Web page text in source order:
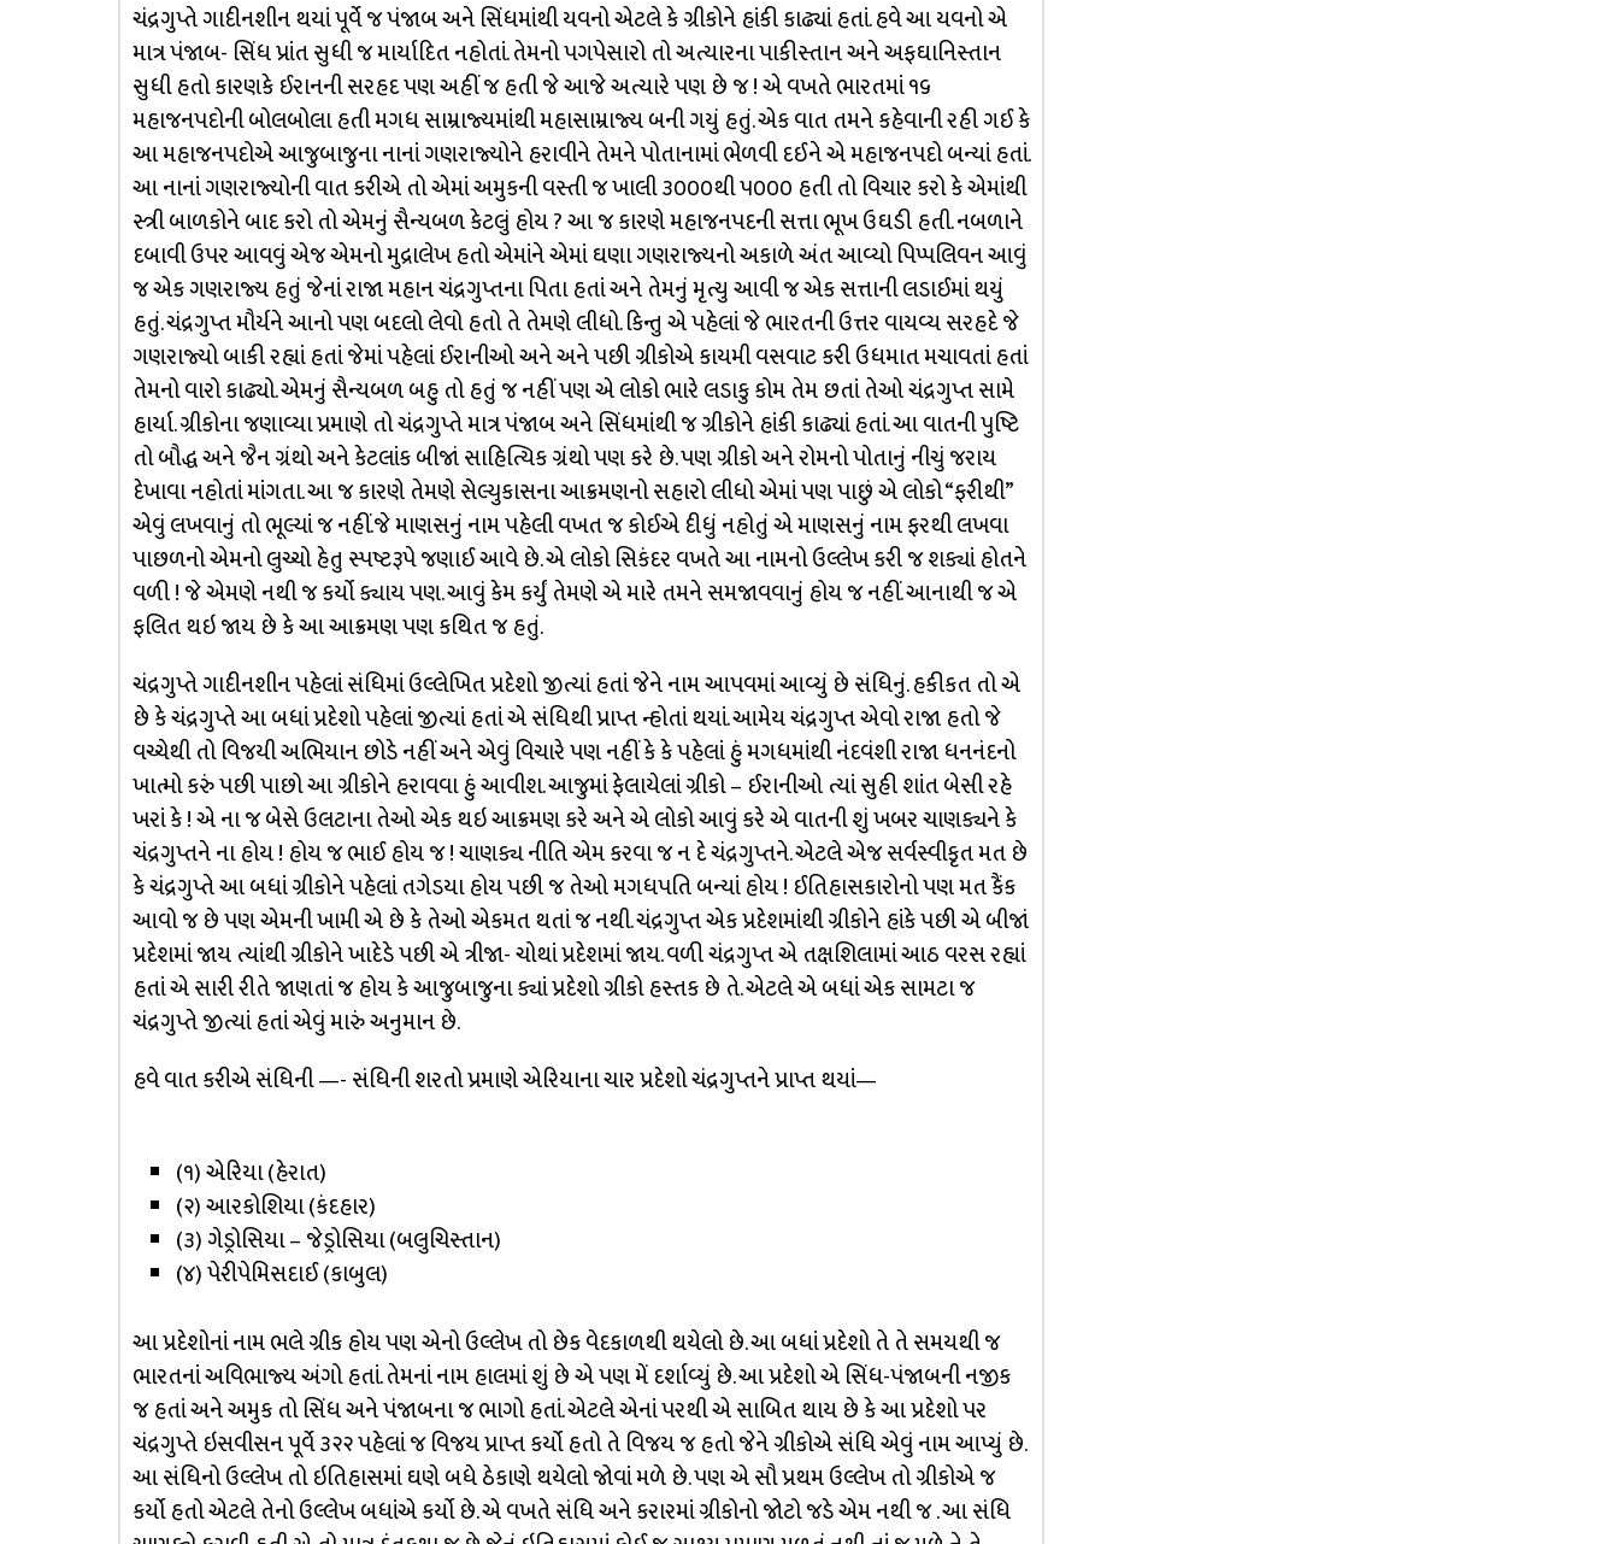
ચંદ્રગુપ્તે ગાદીનશીન થયાં પૂર્વે જ પંજાબ અને સિંધમાંથી યવનો એટલે કે ગ્રીકોને હાંકી કાઢ્યાં હતાં. હવે આ યવનો એ
માત્ર પંજાબ- સિંધ પ્રાંત સુધી જ માર્યાદિત નહોતાં. તેમનો પગપેસારો તો અત્યારના પાકીસ્તાન અને અફઘાનિસ્તાન
સુધી હતો કારણકે ઈરાનની સરહદ પણ અહીં જ હતી જે આજે અત્યારે પણ છે જ ! એ વખતે ભારતમાં ૧૬
મહાજનપદોની બોલબોલા હતી મગધ સામ્રાજ્યમાંથી મહાસામ્રાજ્ય બની ગયું હતું. એક વાત તમને કહેવાની રહી ગઈ કે
આ મહાજનપદોએ આજુબાજુના નાનાં ગણરાજ્યોને હરાવીને તેમને પોતાનામાં ભેળવી દઈને એ મહાજનપદો બન્યાં હતાં.
આ નાનાં ગણરાજ્યોની વાત કરીએ તો એમાં અમુકની વસ્તી જ ખાલી ૩૦૦૦થી ૫૦૦૦ હતી તો વિચાર કરો કે એમાંથી
સ્ત્રી બાળકોને બાદ કરો તો એમનું સૈન્યબળ કેટલું હોય ? આ જ કારણે મહાજનપદની સત્તા ભૂખ ઉઘડી હતી. નબળાને
દબાવી ઉપર આવવું એજ એમનો મુદ્રાલેખ હતો એમાંને એમાં ઘણા ગણરાજ્યનો અકાળે અંત આવ્યો પિપ્પલિવન આવું
જ એક ગણરાજ્ય હતું જેનાં રાજા મહાન ચંદ્રગુપ્તના પિતા હતાં અને તેમનું મૃત્યુ આવી જ એક સત્તાની લડાઈમાં થયું
હતું. ચંદ્રગુપ્ત મૌર્યને આનો પણ બદલો લેવો હતો તે તેમણે લીધો. કિન્તુ એ પહેલાં જે ભારતની ઉત્તર વાયવ્ય સરહદે જે
ગણરાજ્યો બાકી રહ્યાં હતાં જેમાં પહેલાં ઈરાનીઓ અને અને પછી ગ્રીકોએ કાયમી વસવાટ કરી ઉધમાત મચાવતાં હતાં
તેમનો વારો કાઢ્યો. એમનું સૈન્યબળ બહુ તો હતું જ નહીં પણ એ લોકો ભારે લડાકુ કોમ તેમ છતાં તેઓ ચંદ્રગુપ્ત સામે
હાર્યા. ગ્રીકોના જણાવ્યા પ્રમાણે તો ચંદ્રગુપ્તે માત્ર પંજાબ અને સિંધમાંથી જ ગ્રીકોને હાંકી કાઢ્યાં હતાં. આ વાતની પુષ્ટિ
તો બૌદ્ધ અને જૈન ગ્રંથો અને કેટલાંક બીજાં સાહિત્યિક ગ્રંથો પણ કરે છે. પણ ગ્રીકો અને રોમનો પોતાનું નીચું જરાય
દેખાવા નહોતાં માંગતા. આ જ કારણે તેમણે સેલ્યુકાસના આક્રમણનો સહારો લીધો એમાં પણ પાછું એ લોકો “ફરીથી”
એવું લખવાનું તો ભૂલ્યાં જ નહીં.જે માણસનું નામ પહેલી વખત જ કોઈએ દીધું નહોતું એ માણસનું નામ ફરથી લખવા
પાછળનો એમનો લુચ્ચો હેતુ સ્પષ્ટરૂપે જણાઈ આવે છે. એ લોકો સિકંદર વખતે આ નામનો ઉલ્લેખ કરી જ શક્યાં હોતને
વળી ! જે એમણે નથી જ કર્યો ક્યાય પણ. આવું કેમ કર્યું તેમણે એ મારે તમને સમજાવવાનું હોય જ નહીં. આનાથી જ એ
ફલિત થઇ જાય છે કે આ આક્રમણ પણ કથિત જ હતું.
ચંદ્રગુપ્તે ગાદીનશીન પહેલાં સંધિમાં ઉલ્લેખિત પ્રદેશો જીત્યાં હતાં જેને નામ આપવમાં આવ્યું છે સંધિનું. હકીકત તો એ
છે કે ચંદ્રગુપ્તે આ બધાં પ્રદેશો પહેલાં જીત્યાં હતાં એ સંધિથી પ્રાપ્ત ન્હોતાં થયાં. આમેય ચંદ્રગુપ્ત એવો રાજા હતો જે
વચ્ચેથી તો વિજયી અભિયાન છોડે નહીં અને એવું વિચારે પણ નહીં કે કે પહેલાં હું મગધમાંથી નંદવંશી રાજા ધનનંદનો
ખાત્મો કરું પછી પાછો આ ગ્રીકોને હરાવવા હું આવીશ. આજુમાં ફેલાયેલાં ગ્રીકો – ઈરાનીઓ ત્યાં સુહી શાંત બેસી રહે
ખરાં કે ! એ ના જ બેસે ઉલટાના તેઓ એક થઇ આક્રમણ કરે અને એ લોકો આવું કરે એ વાતની શું ખબર ચાણક્યને કે
ચંદ્રગુપ્તને ના હોય ! હોય જ ભાઈ હોય જ ! ચાણક્ય નીતિ એમ કરવા જ ન દે ચંદ્રગુપ્તને. એટલે એજ સર્વસ્વીકૃત મત છે
કે ચંદ્રગુપ્તે આ બધાં ગ્રીકોને પહેલાં તગેડયા હોય પછી જ તેઓ મગધપતિ બન્યાં હોય ! ઈતિહાસકારોનો પણ મત કૈંક
આવો જ છે પણ એમની ખામી એ છે કે તેઓ એકમત થતાં જ નથી. ચંદ્રગુપ્ત એક પ્રદેશમાંથી ગ્રીકોને હાંકે પછી એ બીજાં
પ્રદેશમાં જાય ત્યાંથી ગ્રીકોને ખાદેડે પછી એ ત્રીજા- ચોથાં પ્રદેશમાં જાય. વળી ચંદ્રગુપ્ત એ તક્ષશિલામાં આઠ વરસ રહ્યાં
હતાં એ સારી રીતે જાણતાં જ હોય કે આજુબાજુના ક્યાં પ્રદેશો ગ્રીકો હસ્તક છે તે. એટલે એ બધાં એક સામટા જ
ચંદ્રગુપ્તે જીત્યાં હતાં એવું મારું અનુમાન છે.
હવે વાત કરીએ સંધિની —- સંધિની શરતો પ્રમાણે એરિયાના ચાર પ્રદેશો ચંદ્રગુપ્તને પ્રાપ્ત થયાં—
(૧) એરિયા (હેરાત)
(૨) આરકોશિયા (કંદહાર)
(૩) ગેડ્રોસિયા – જેડ્રોસિયા (બલુચિસ્તાન)
(૪) પેરીપેમિસદાઈ (કાબુલ)
આ પ્રદેશોનાં નામ ભલે ગ્રીક હોય પણ એનો ઉલ્લેખ તો છેક વેદકાળથી થયેલો છે. આ બધાં પ્રદેશો તે તે સમયથી જ
ભારતનાં અવિભાજ્ય અંગો હતાં. તેમનાં નામ હાલમાં શું છે એ પણ મેં દર્શાવ્યું છે. આ પ્રદેશો એ સિંધ-પંજાબની નજીક
જ હતાં અને અમુક તો સિંધ અને પંજાબના જ ભાગો હતાં. એટલે એનાં પરથી એ સાબિત થાય છે કે આ પ્રદેશો પર
ચંદ્રગુપ્તે ઇસવીસન પૂર્વે ૩૨૨ પહેલાં જ વિજય પ્રાપ્ત કર્યો હતો તે વિજય જ હતો જેને ગ્રીકોએ સંધિ એવું નામ આપ્યું છે.
આ સંધિનો ઉલ્લેખ તો ઇતિહાસમાં ઘણે બધે ઠેકાણે થયેલો જોવાં મળે છે. પણ એ સૌ પ્રથમ ઉલ્લેખ તો ગ્રીકોએ જ
કર્યો હતો એટલે તેનો ઉલ્લેખ બધાંએ કર્યો છે. એ વખતે સંધિ અને કરારમાં ગ્રીકોનો જોટો જડે એમ નથી જ . આ સંધિ